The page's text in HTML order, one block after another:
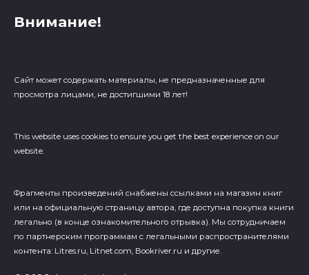
Внимание!
Сайт может содержать материалы, не предназначенные для
просмотра лицами, не достигшими 18 лет!
This website uses cookies to ensure you get the best experience on our
website.
Фрагменты произведений cнабжены ссылками на магазин книг
или на официальную страницу автора, где доступна покупка книги
легально (в конце ознакомительного отрывка). Мы сотрудничаем
по партнерским программам с легальными распространителями
контента: Litres.ru, Litnet.com, Bookriver.ru и другие.